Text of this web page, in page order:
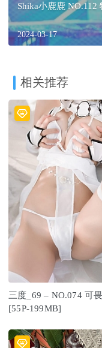
Shika小鹿鹿 NO.112
2024-03-17
相关推荐
三度_69 – NO.074 可
[55P-199MB]